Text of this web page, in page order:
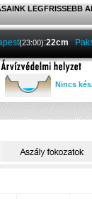
LEGFRISSEBB
(23:00):22cm
Nincs